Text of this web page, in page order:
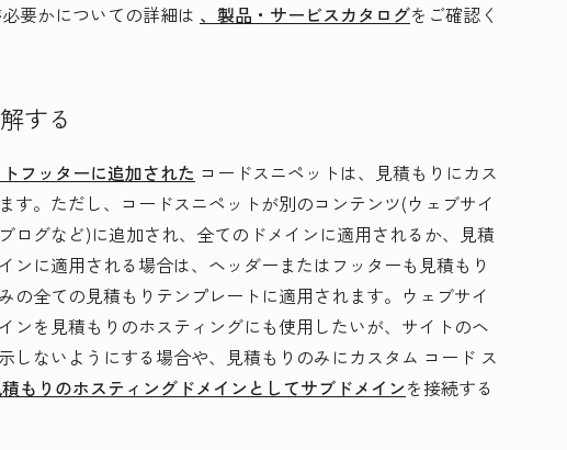
要かについての詳細は 、製品・サービスカタログをご確認く
する
フッターに追加された コードスニペットは、見積もりにカス
す。ただし、コードスニペットが別のコンテンツ(ウェブサイ
ログなど)に追加され、全てのドメインに適用されるか、見積
ンに適用される場合は、ヘッダーまたはフッターも見積もり
の全ての見積もりテンプレートに適用されます。ウェブサイ
ンを見積もりのホスティングにも使用したいが、サイトのヘ
しないようにする場合や、見積もりのみにカスタム コード ス
もりのホスティングドメインとしてサブドメインを接続する